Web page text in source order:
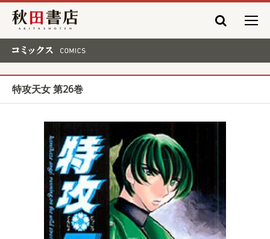
秋田書店
特攻天女 第26巻